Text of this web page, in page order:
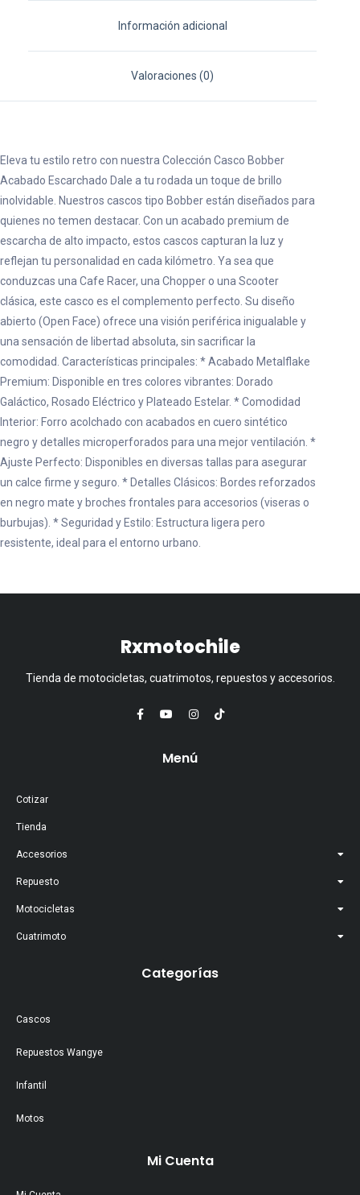
Información adicional
Valoraciones (0)
Eleva tu estilo retro con nuestra Colección Casco Bobber
Acabado Escarchado Dale a tu rodada un toque de brillo
inolvidable. Nuestros cascos tipo Bobber están diseñados para
quienes no temen destacar. Con un acabado premium de
escarcha de alto impacto, estos cascos capturan la luz y
reflejan tu personalidad en cada kilómetro. Ya sea que
conduzcas una Cafe Racer, una Chopper o una Scooter
clásica, este casco es el complemento perfecto. Su diseño
abierto (Open Face) ofrece una visión periférica inigualable y
una sensación de libertad absoluta, sin sacrificar la
comodidad. Características principales: * Acabado Metalflake
Premium: Disponible en tres colores vibrantes: Dorado
Galáctico, Rosado Eléctrico y Plateado Estelar. * Comodidad
Interior: Forro acolchado con acabados en cuero sintético
negro y detalles microperforados para una mejor ventilación. *
Ajuste Perfecto: Disponibles en diversas tallas para asegurar
un calce firme y seguro. * Detalles Clásicos: Bordes reforzados
en negro mate y broches frontales para accesorios (viseras o
burbujas). * Seguridad y Estilo: Estructura ligera pero
resistente, ideal para el entorno urbano.
Rxmotochile
Tienda de motocicletas, cuatrimotos, repuestos y accesorios.
Menú
Cotizar
Tienda
Accesorios
Repuesto
Motocicletas
Cuatrimoto
Categorías
Cascos
Repuestos Wangye
Infantil
Motos
Mi Cuenta